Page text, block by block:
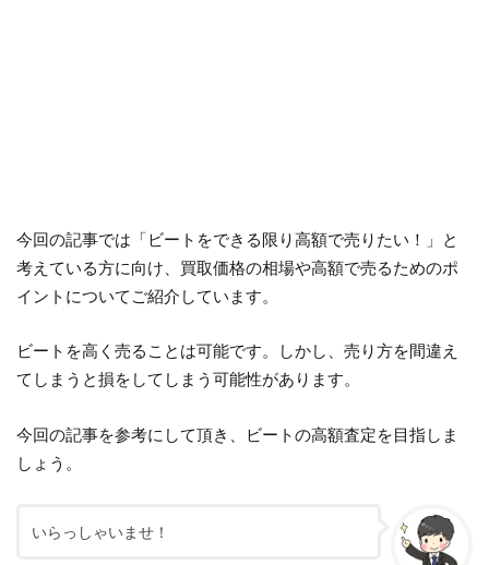
今回の記事では「ビートをできる限り高額で売りたい！」と
考えている方に向け、買取価格の相場や高額で売るためのポ
イントについてご紹介しています。
ビートを高く売ることは可能です。しかし、売り方を間違え
てしまうと損をしてしまう可能性があります。
今回の記事を参考にして頂き、ビートの高額査定を目指しま
しょう。
いらっしゃいませ！